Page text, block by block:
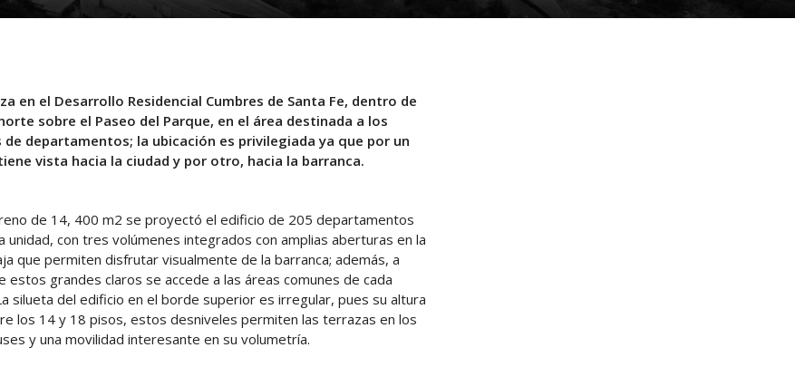
en el Desarrollo Residencial Cumbres de Santa Fe, dentro de
sobre el Paseo del Parque, en el área destinada a los
de departamentos; la ubicación es privilegiada ya que por un
vista hacia la ciudad y por otro, hacia la barranca.
de 14, 400 m2 se proyectó el edificio de 205 departamentos
unidad, con tres volúmenes integrados con amplias aberturas en la
que permiten disfrutar visualmente de la barranca; además, a
estos grandes claros se accede a las áreas comunes de cada
silueta del edificio en el borde superior es irregular, pues su altura
los 14 y 18 pisos, estos desniveles permiten las terrazas en los
y una movilidad interesante en su volumetría.